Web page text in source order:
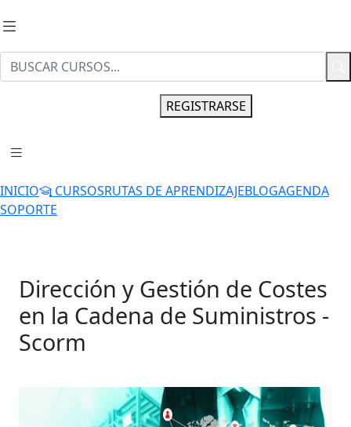
REGISTRARSE
INICIO CURSOSRUTAS DE APRENDIZAJEBLOGAGENDA
SOPORTE
Dirección y Gestión de Costes
en la Cadena de Suministros -
Scorm